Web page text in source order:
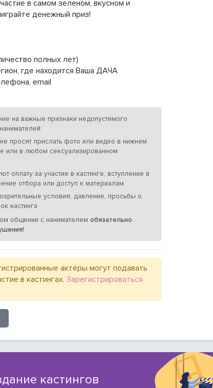
в самом зеленом, вкусном и
денежный приз!
полных лет)
где находится Ваша ДАЧА
email
на важные признаки недопустимого
просят прислать фото или видео в нижнем
или в любом сексуализированном
оплату за участие в кастинге, вступление в
отбора или доступ к материалам
условия, давление, просьбы о
кастинга
общении с нанимателем обязательно
актёры могут подавать
в кастингах. Зарегистрироваться
кастингов